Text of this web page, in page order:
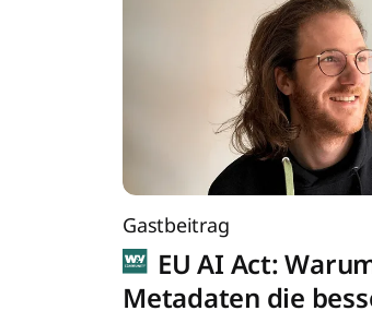
Gastbeitrag
EU AI Act:
Metadaten die